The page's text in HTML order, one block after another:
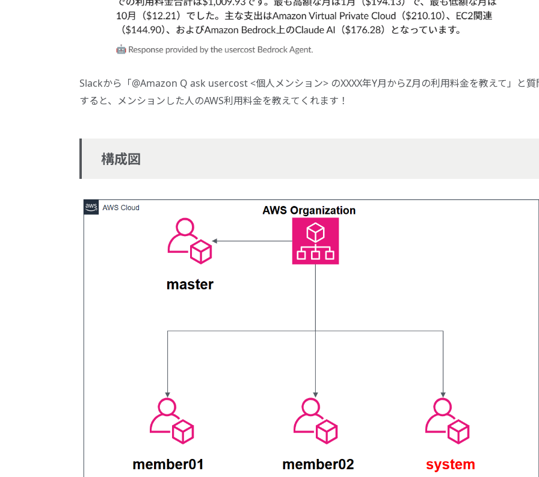
Slackから「@Amazon Q ask usercost <個人メンション> のXXXX年Y月からZ月の利用料金を教えて」と質
すると、メンションした人のAWS利用料金を教えてくれます！
構成図